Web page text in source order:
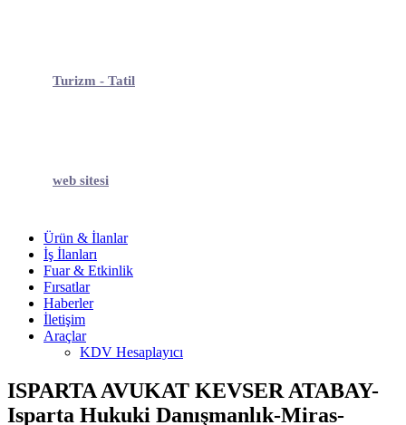
Turizm - Tatil
web sitesi
Ürün & İlanlar
İş İlanları
Fuar & Etkinlik
Fırsatlar
Haberler
İletişim
Araçlar
KDV Hesaplayıcı
ISPARTA AVUKAT KEVSER ATABAY-
Isparta Hukuki Danışmanlık-Miras-